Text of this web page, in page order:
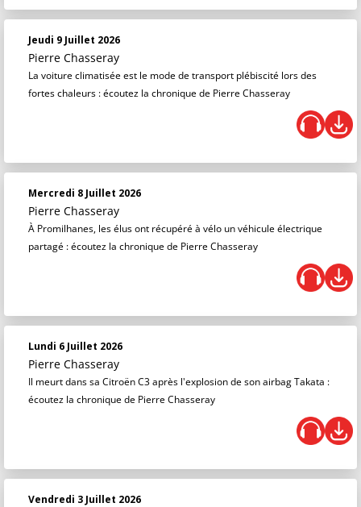
Jeudi 9 Juillet 2026
Pierre Chasseray
La voiture climatisée est le mode de transport plébiscité lors des
fortes chaleurs : écoutez la chronique de Pierre Chasseray
Mercredi 8 Juillet 2026
Pierre Chasseray
À Promilhanes, les élus ont récupéré à vélo un véhicule électrique
partagé : écoutez la chronique de Pierre Chasseray
Lundi 6 Juillet 2026
Pierre Chasseray
Il meurt dans sa Citroën C3 après l'explosion de son airbag Takata :
écoutez la chronique de Pierre Chasseray
Vendredi 3 Juillet 2026